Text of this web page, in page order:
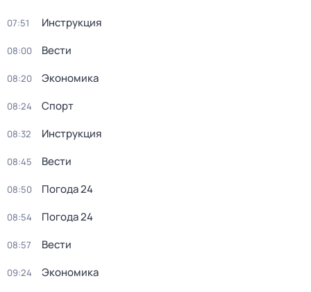
07:51 Инструкция
08:00 Вести
08:20 Экономика
08:24 Спорт
08:32 Инструкция
08:45 Вести
08:50 Погода 24
08:54 Погода 24
08:57 Вести
09:24 Экономика